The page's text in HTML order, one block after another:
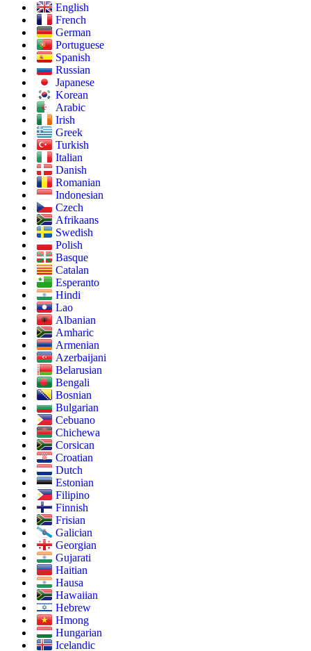
English
French
German
Portuguese
Spanish
Russian
Japanese
Korean
Arabic
Irish
Greek
Turkish
Italian
Danish
Romanian
Indonesian
Czech
Afrikaans
Swedish
Polish
Basque
Catalan
Esperanto
Hindi
Lao
Albanian
Amharic
Armenian
Azerbaijani
Belarusian
Bengali
Bosnian
Bulgarian
Cebuano
Chichewa
Corsican
Croatian
Dutch
Estonian
Filipino
Finnish
Frisian
Galician
Georgian
Gujarati
Haitian
Hausa
Hawaiian
Hebrew
Hmong
Hungarian
Icelandic